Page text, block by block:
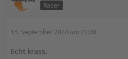
Racer
15. September 2024 um 23:30
Echt krass.